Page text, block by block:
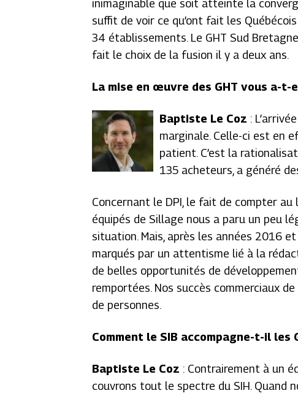
inimaginable que soit atteinte la
suffit de voir ce qu’ont fait les
34 établissements. Le GHT Sud
fait le choix de la fusion il y a deux ans.
La mise en œuvre des GHT vous a-
Baptiste Le Coz :
marginale. Celle-ci est en
patient. C’est la
135 acheteurs, a généré
Concernant le DPI, le fait de compter
équipés de Sillage nous a paru un peu
situation. Mais, après les années 2016
marqués par un attentisme lié à la
de belles opportunités de
remportées. Nos succès commerciaux
de personnes.
Comment le SIB accompagne-t-il les
Baptiste Le Coz : Contrairement à un
couvrons tout le spectre du SIH. Quand